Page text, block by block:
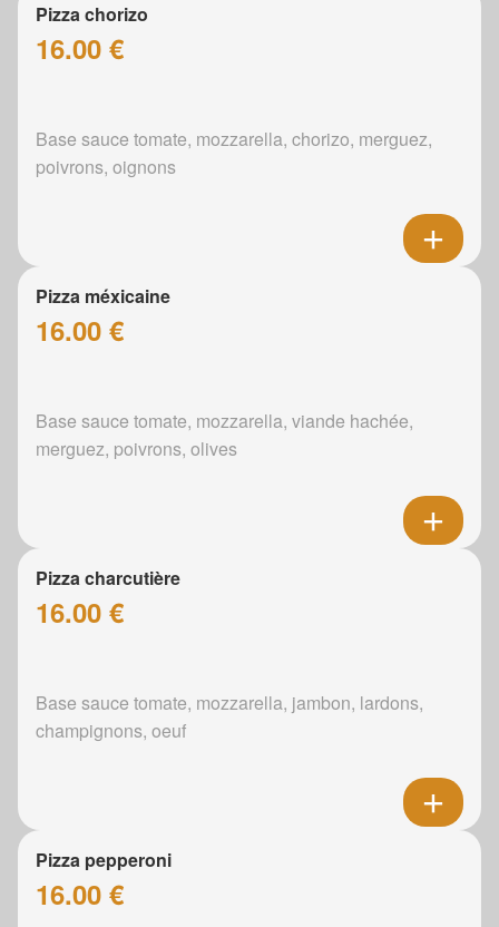
Pizza chorizo
16.00 €
Base sauce tomate, mozzarella, chorizo, merguez,
poivrons, oignons
Pizza méxicaine
16.00 €
Base sauce tomate, mozzarella, viande hachée,
merguez, poivrons, olives
Pizza charcutière
16.00 €
Base sauce tomate, mozzarella, jambon, lardons,
champignons, oeuf
Pizza pepperoni
16.00 €